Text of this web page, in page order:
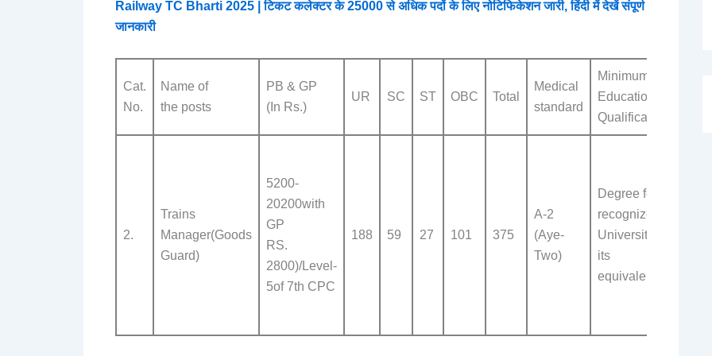
Railway TC Bharti 2025 | टिकट कलेक्टर के 25000 से अधिक पदों के लिए नोटिफिकेशन जारी, हिंदी में देखें संपूर्ण
जानकारी
Cat.
No.
Name of
the posts
PB & GP
(In Rs.)
UR SC ST OBC Total
Medical
standard
Minimum
Educational
Qualification
2.
Trains
Manager(Goods
Guard)
5200-
20200with
GP
RS.
2800)/Level-
5of 7th CPC
188 59 27 101 375
A-2
(Aye-
Two)
Degree form
recognized
University or
its
equivalent